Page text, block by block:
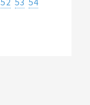
52 53 54